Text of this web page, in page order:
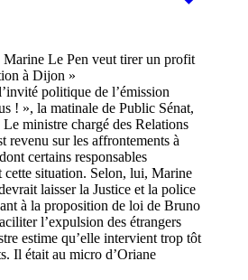
politique de l’émission
! », la matinale de Public Sénat,
ministre chargé des Relations
revenu sur les affrontements à
certains responsables
situation. Selon, lui, Marine
laisser la Justice et la police
à la proposition de loi de Bruno
l’expulsion des étrangers
estime qu’elle intervient trop tôt
Il était au micro d’Oriane